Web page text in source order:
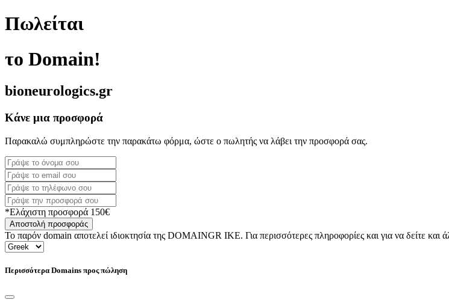
Πωλείται
το Domain!
bioneurologics.gr
Κάνε μια προσφορά
Παρακαλώ συμπληρώστε την παρακάτω φόρμα, ώστε ο πωλητής να λάβει την προσφορά σας.
*Ελάχιστη προσφορά 150€
Αποστολή προσφοράς
Το παρόν domain αποτελεί ιδιοκτησία της DOMAINGR ΙΚΕ. Για περισσότερες πληροφορίες και για να δείτε
Περισσότερα Domains προς πώληση